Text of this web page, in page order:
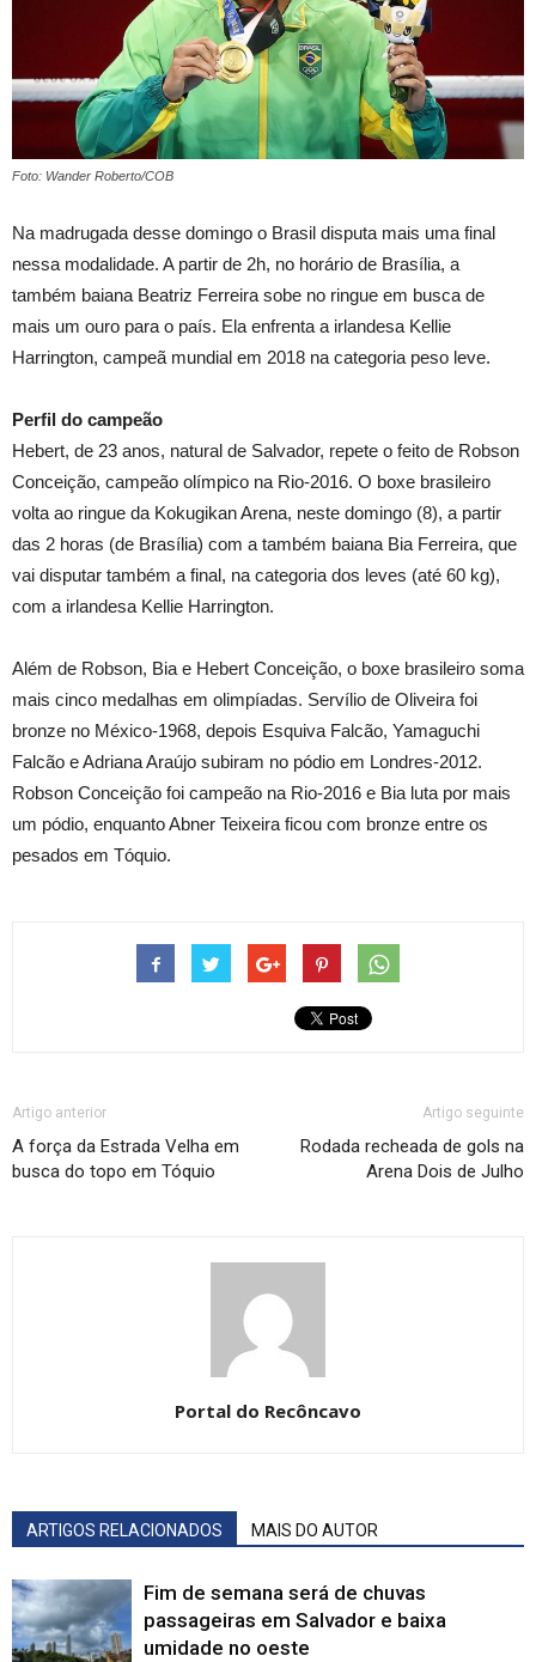
Foto: Wander Roberto/COB
Na madrugada desse domingo o Brasil disputa mais uma final
nessa modalidade. A partir de 2h, no horário de Brasília, a
também baiana Beatriz Ferreira sobe no ringue em busca de
mais um ouro para o país. Ela enfrenta a irlandesa Kellie
Harrington, campeã mundial em 2018 na categoria peso leve.
Perfil do campeão
Hebert, de 23 anos, natural de Salvador, repete o feito de Robson
Conceição, campeão olímpico na Rio-2016. O boxe brasileiro
volta ao ringue da Kokugikan Arena, neste domingo (8), a partir
das 2 horas (de Brasília) com a também baiana Bia Ferreira, que
vai disputar também a final, na categoria dos leves (até 60 kg),
com a irlandesa Kellie Harrington.
Além de Robson, Bia e Hebert Conceição, o boxe brasileiro soma
mais cinco medalhas em olimpíadas. Servílio de Oliveira foi
bronze no México-1968, depois Esquiva Falcão, Yamaguchi
Falcão e Adriana Araújo subiram no pódio em Londres-2012.
Robson Conceição foi campeão na Rio-2016 e Bia luta por mais
um pódio, enquanto Abner Teixeira ficou com bronze entre os
pesados em Tóquio.
Artigo anterior
A força da Estrada Velha em
busca do topo em Tóquio
Artigo seguinte
Rodada recheada de gols na
Arena Dois de Julho
Portal do Recôncavo
ARTIGOS RELACIONADOS MAIS DO AUTOR
Fim de semana será de chuvas
passageiras em Salvador e baixa
umidade no oeste